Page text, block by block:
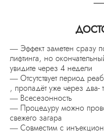
— Эффект заметен сразу
лифтинга, но
увидите через 4 недели
— Отсутствует период
, пропадёт уже через два-
— Всесезонность
— Процедуру можно
свежего загара
— Совместим с